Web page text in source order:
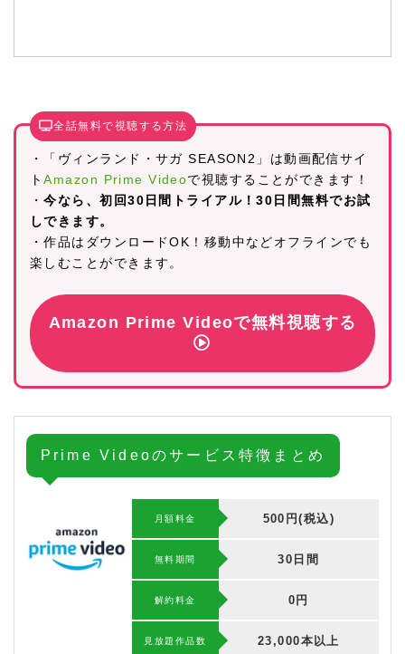
全話無料で視聴する方法
・「ヴィンランド・サガ SEASON2」は動画配信サイ
トAmazon Prime Videoで視聴することができます！
・今なら、初回30日間トライアル！30日間無料でお試
しできます。
・作品はダウンロードOK！移動中などオフラインでも
楽しむことができます。
Amazon Prime Videoで無料視聴する
Prime Videoのサービス特徴まとめ
月額料金 500円(税込)
無料期間 30日間
解約料⾦ 0円
⾒放題作品数 23,000本以上